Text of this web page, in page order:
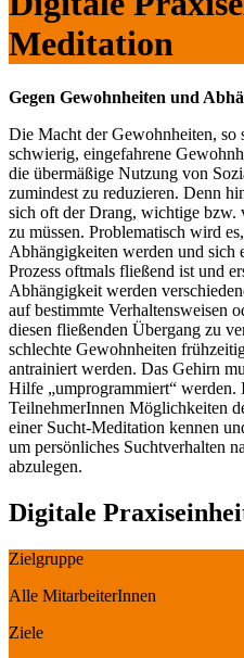
Meditation
Gegen Gewohnheiten und
Die Macht der Gewohnheiten, so
schwierig, eingefahrene
die übermäßige Nutzung von
zumindest zu reduzieren. Denn
sich oft der Drang, wichtige bzw.
zu müssen. Problematisch wird
Abhängigkeiten werden und sich
Prozess oftmals fließend ist und
Abhängigkeit werden
auf bestimmte Verhaltensweisen
diesen fließenden Übergang zu
schlechte Gewohnheiten
antrainiert werden. Das Gehirn
Hilfe „umprogrammiert“ werden.
TeilnehmerInnen Möglichkeiten
einer Sucht-Meditation kennen
um persönliches Suchtverhalten
abzulegen.
Digitale
Zielgruppe
Alle MitarbeiterInnen
Ziele